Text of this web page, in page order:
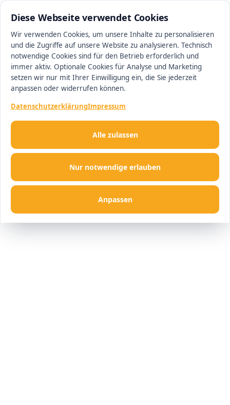
Diese Webseite verwendet Cookies
Wir verwenden Cookies, um unsere Inhalte zu personalisieren
und die Zugriffe auf unsere Website zu analysieren. Technisch
notwendige Cookies sind für den Betrieb erforderlich und
immer aktiv. Optionale Cookies für Analyse und Marketing
setzen wir nur mit Ihrer Einwilligung ein, die Sie jederzeit
anpassen oder widerrufen können.
DatenschutzerklärungImpressum
Nur notwendige erlauben
Anpassen
Alle zulassen